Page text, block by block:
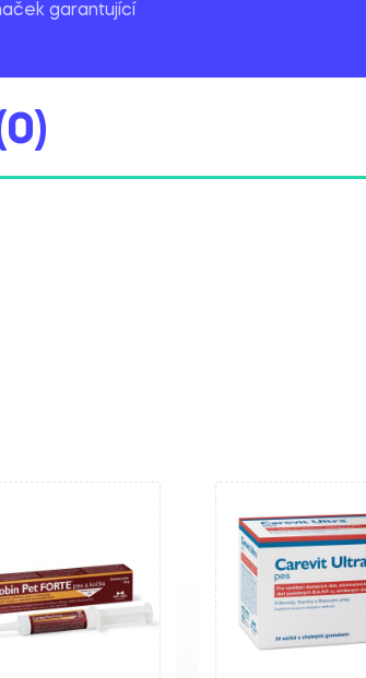
garantující